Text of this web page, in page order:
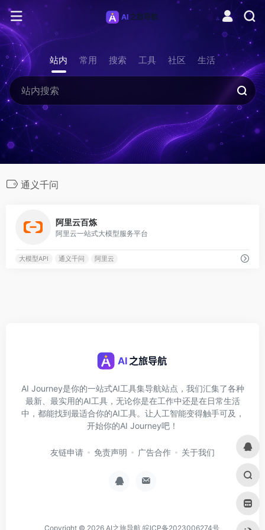
站内 常用 搜索 工具 社区 生活
通义千问
阿里云百炼
阿里云一站式大模型服务平台
大模型API 通义千问 阿里云
AI Journey是你的一站式AI工具集导航站点，我们汇集了各种
最新、最实用的AI工具，无论你是在工作中还是在日常生活
中，都能找到最适合你的AI工具。让人工智能变得触手可及，
开始你的AI Journey吧！
友链申请 免责声明 广告合作 关于我们
Copyright © 2026 AI之旅导航 皖ICP备2023006274号